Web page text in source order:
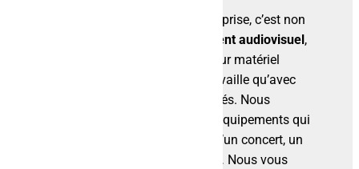
Ce que vous propose notre entreprise, c’est non
intégrer l’équipement audiovisuel ,
mais surtout d’installer le meilleur matériel
audiovisuel ! Alpha Audio ne travaille qu’avec
des produits performants et testés. Nous
pouvons intervenir sur tous les équipements qui
composent un évènement tel qu’un concert, un
spectacle vivant, un plateau TV… Nous vous